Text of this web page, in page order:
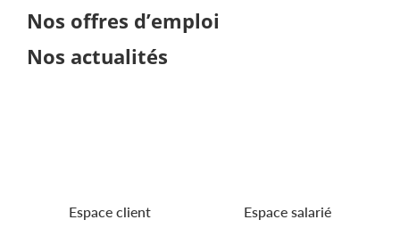
Nos offres d’emploi
Nos actualités
Espace client Espace salarié